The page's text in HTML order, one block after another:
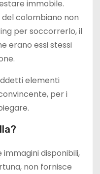
immobile.
colombiano non
per soccorrerlo, il
erano essi stessi
elementi
per i
disponibili,
non fornisce